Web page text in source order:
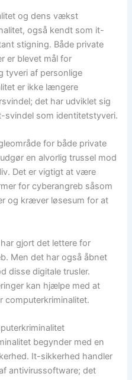
og dens vækst
også kendt som it-
stigning. Både private
er blevet mål for
tyveri af personlige
er ikke længere
det har udviklet sig
svindel som identitetstyveri.
for både private
en alvorlig trussel mod
Det er vigtigt at være
for cyberangreb såsom
og kræver løsesum for at
gjort det lettere for
Men det har også åbnet
disse digitale trusler.
kan hjælpe med at
computerkriminalitet.
begynder med en
It-sikkerhed handler
antivirussoftware; det